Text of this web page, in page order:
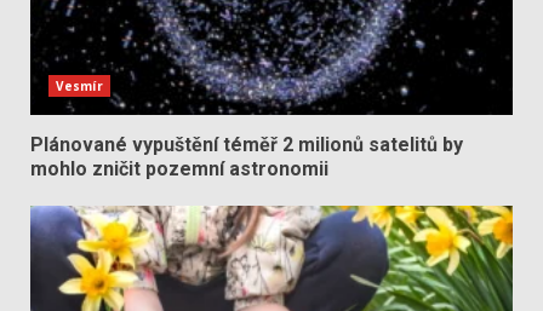
Vesmír
Plánované vypuštění téměř 2 milionů satelitů by
mohlo zničit pozemní astronomii